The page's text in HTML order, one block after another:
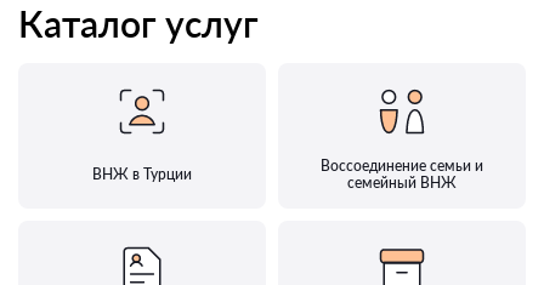
Каталог услуг
ВНЖ в Турции
Воссоединение семьи и
семейный ВНЖ